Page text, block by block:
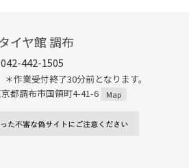
タイヤ館 調布
042-442-1505
作業受付終了30分前となります。
都調布市国領町4-41-6
Map